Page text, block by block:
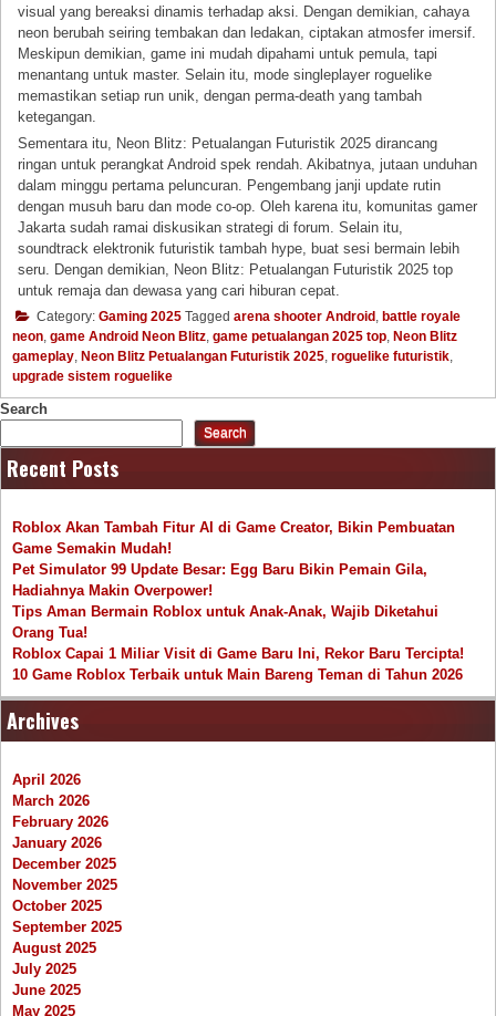
visual yang bereaksi dinamis terhadap aksi. Dengan demikian, cahaya
neon berubah seiring tembakan dan ledakan, ciptakan atmosfer imersif.
Meskipun demikian, game ini mudah dipahami untuk pemula, tapi
menantang untuk master. Selain itu, mode singleplayer roguelike
memastikan setiap run unik, dengan perma-death yang tambah
ketegangan.
Sementara itu, Neon Blitz: Petualangan Futuristik 2025 dirancang
ringan untuk perangkat Android spek rendah. Akibatnya, jutaan unduhan
dalam minggu pertama peluncuran. Pengembang janji update rutin
dengan musuh baru dan mode co-op. Oleh karena itu, komunitas gamer
Jakarta sudah ramai diskusikan strategi di forum. Selain itu,
soundtrack elektronik futuristik tambah hype, buat sesi bermain lebih
seru. Dengan demikian, Neon Blitz: Petualangan Futuristik 2025 top
untuk remaja dan dewasa yang cari hiburan cepat.
Category: Gaming 2025 Tagged arena shooter Android, battle royale
neon, game Android Neon Blitz, game petualangan 2025 top, Neon Blitz
gameplay, Neon Blitz Petualangan Futuristik 2025, roguelike futuristik,
upgrade sistem roguelike
Search
Search
Recent Posts
Roblox Akan Tambah Fitur AI di Game Creator, Bikin Pembuatan
Game Semakin Mudah!
Pet Simulator 99 Update Besar: Egg Baru Bikin Pemain Gila,
Hadiahnya Makin Overpower!
Tips Aman Bermain Roblox untuk Anak-Anak, Wajib Diketahui
Orang Tua!
Roblox Capai 1 Miliar Visit di Game Baru Ini, Rekor Baru Tercipta!
10 Game Roblox Terbaik untuk Main Bareng Teman di Tahun 2026
Archives
April 2026
March 2026
February 2026
January 2026
December 2025
November 2025
October 2025
September 2025
August 2025
July 2025
June 2025
May 2025